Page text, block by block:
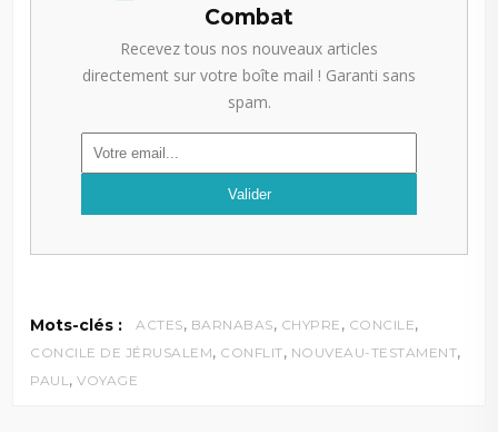
Combat
Recevez tous nos nouveaux articles
directement sur votre boîte mail ! Garanti sans
spam.
Mots-clés : ACTES, BARNABAS, CHYPRE , CONCILE,
CONCILE DE JÉRUSALEM, CONFLIT, NOUVEAU-TESTAMENT,
PAUL ,VOYAGE